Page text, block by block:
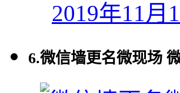
2019年11月
6.微信墙更名微现场